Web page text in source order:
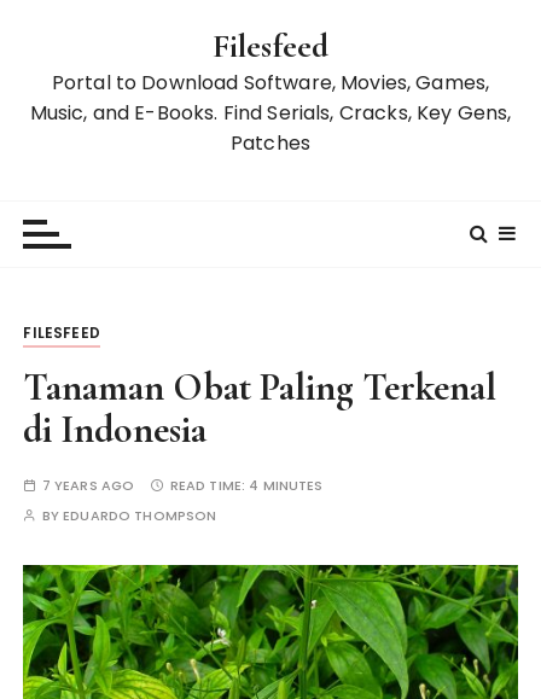
Filesfeed
Portal to Download Software, Movies, Games,
Music, and E-Books. Find Serials, Cracks, Key Gens,
Patches
FILESFEED
Tanaman Obat Paling Terkenal
di Indonesia
7 YEARS AGO READ TIME: 4 MINUTES
BYEDUARDO THOMPSON